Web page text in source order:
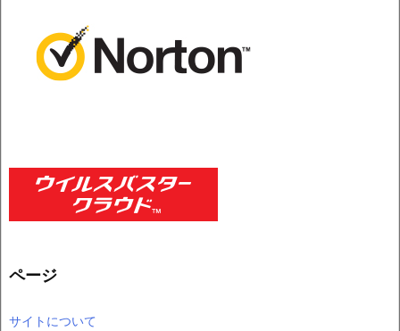
ページ
サイトについて